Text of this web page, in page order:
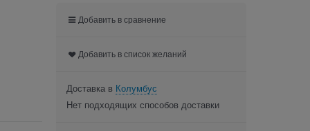
Добавить в сравнение
Добавить в список желаний
Доставка в Колумбус
Нет подходящих способов доставки